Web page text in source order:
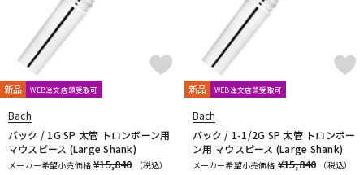
新品 WEB注文店頭受取可
Bach
バック / 1G SP 太管 トロンボーン用
マウスピース (Large Shank)
メーカー希望小売価格 ¥15,840
（税込）
新品 WEB注文店頭受取可
Bach
バック / 1-1/2G SP 太管 トロンボー
ン用 マウスピース (Large Shank)
メーカー希望小売価格 ¥15,840
（税込）